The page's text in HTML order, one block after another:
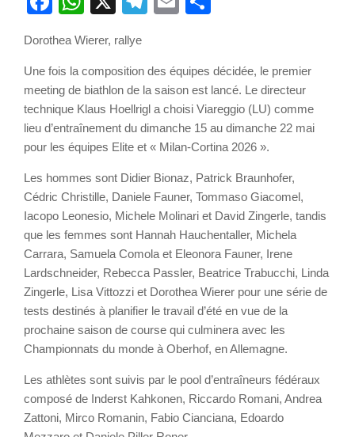
Dorothea Wierer, rallye
Une fois la composition des équipes décidée, le premier
meeting de biathlon de la saison est lancé. Le directeur
technique Klaus Hoellrigl a choisi Viareggio (LU) comme
lieu d’entraînement du dimanche 15 au dimanche 22 mai
pour les équipes Elite et « Milan-Cortina 2026 ».
Les hommes sont Didier Bionaz, Patrick Braunhofer,
Cédric Christille, Daniele Fauner, Tommaso Giacomel,
Iacopo Leonesio, Michele Molinari et David Zingerle, tandis
que les femmes sont Hannah Hauchentaller, Michela
Carrara, Samuela Comola et Eleonora Fauner, Irene
Lardschneider, Rebecca Passler, Beatrice Trabucchi, Linda
Zingerle, Lisa Vittozzi et Dorothea Wierer pour une série de
tests destinés à planifier le travail d’été en vue de la
prochaine saison de course qui culminera avec les
Championnats du monde à Oberhof, en Allemagne.
Les athlètes sont suivis par le pool d’entraîneurs fédéraux
composé de Inderst Kahkonen, Riccardo Romani, Andrea
Zattoni, Mirco Romanin, Fabio Cianciana, Edoardo